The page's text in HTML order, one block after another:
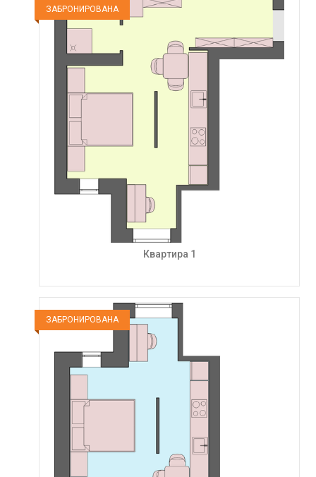
ЗАБРОНИРОВАНА
Квартира 1
ЗАБРОНИРОВАНА